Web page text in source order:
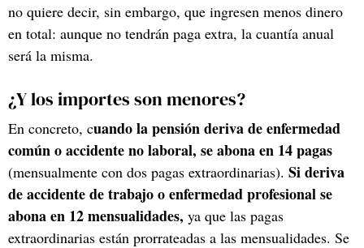
no quiere decir, sin embargo, que ingresen menos dinero
en total: aunque no tendrán paga extra, la cuantía anual
será la misma.
¿Y los importes son menores?
En concreto, cuando la pensión deriva de enfermedad
común o accidente no laboral, se abona en 14 pagas
(mensualmente con dos pagas extraordinarias). Si deriva
de accidente de trabajo o enfermedad profesional se
abona en 12 mensualidades, ya que las pagas
extraordinarias están prorrateadas a las mensualidades. Se